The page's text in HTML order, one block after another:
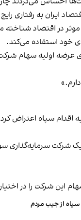
ایران به رفتاری
در اقتصاد شناخته
خود استفاده می‌کند.
عرضه اولیه سهام
پستی در ایکس با هشتگ دیوار به